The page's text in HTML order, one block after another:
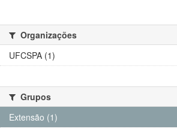
Organizações
UFCSPA (1)
Grupos
Extensão (1)